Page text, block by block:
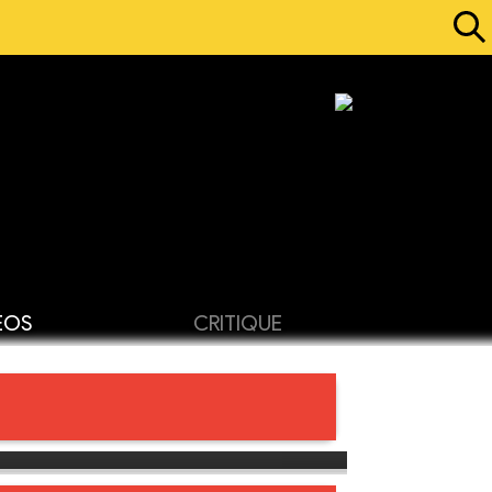
CRITIQUE